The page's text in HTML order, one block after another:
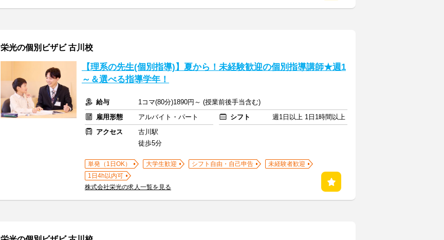
栄光の個別ビザビ 古川校
【理系の先生(個別指導)】夏から！未経験歓迎の個別指導講師★週1
～＆選べる指導学年！
給与
1コマ(80分)1890円～ (授業前後手当含む)
雇用形態
アルバイト・パート シフト
週1日以上 1日1時間以上
アクセス
古川駅
徒歩5分
単発（1日OK） 大学生歓迎 シフト自由・自己申告
未経験者歓迎
1日4h以内可
株式会社栄光の求人一覧を見る